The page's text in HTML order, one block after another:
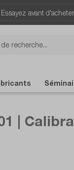
Essayez avant
|